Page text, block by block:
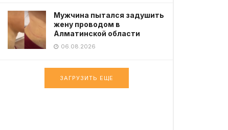
Мужчина пытался задушить
жену проводом в
Алматинской области
06.08.2026
ЗАГРУЗИТЬ ЕЩЕ